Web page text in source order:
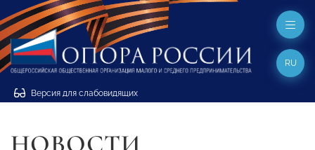
Версия для слабовидящих
RU
НОВОСТИ